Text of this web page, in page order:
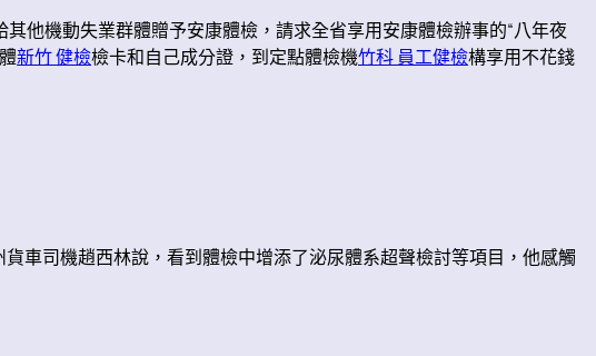
他機動失業群體贈予安康體檢，請求全省享用安康體檢辦事的“八年夜
新竹 健檢檢卡和自己成分證，到定點體檢機竹科 員工健檢構享用不花錢
車司機趙西林說，看到體檢中增添了泌尿體系超聲檢討等項目，他感觸